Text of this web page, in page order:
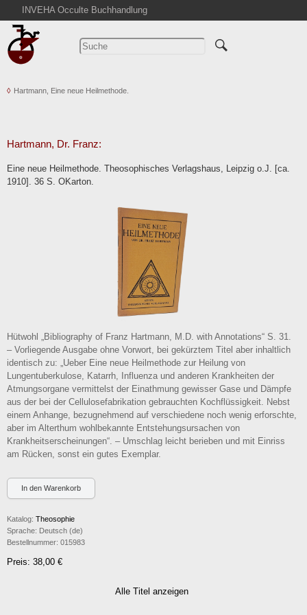
INVEHA Occulte Buchhandlung
Startseite
Detailsuche
Warenkorb
Kontakt
Hartmann, Eine neue Heilmethode.
Hartmann, Dr. Franz:
Eine neue Heilmethode. Theosophisches Verlagshaus, Leipzig o.J. [ca.
1910]. 36 S. OKarton.
Hütwohl „Bibliography of Franz Hartmann, M.D. with Annotations“ S. 31.
– Vorliegende Ausgabe ohne Vorwort, bei gekürztem Titel aber inhaltlich
identisch zu: „Ueber Eine neue Heilmethode zur Heilung von
Lungentuberkulose, Katarrh, Influenza und anderen Krankheiten der
Atmungsorgane vermittelst der Einathmung gewisser Gase und Dämpfe
aus der bei der Cellulosefabrikation gebrauchten Kochflüssigkeit. Nebst
einem Anhange, bezugnehmend auf verschiedene noch wenig erforschte,
aber im Alterthum wohlbekannte Entstehungsursachen von
Krankheitserscheinungen“. – Umschlag leicht berieben und mit Einriss
am Rücken, sonst ein gutes Exemplar.
Katalog: Theosophie
Sprache: Deutsch (de)
Bestellnummer: 015983
Preis: 38,00 €
Alle Titel anzeigen